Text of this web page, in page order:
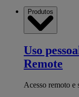
Produtos
Uso
Remote
Acesso remoto e